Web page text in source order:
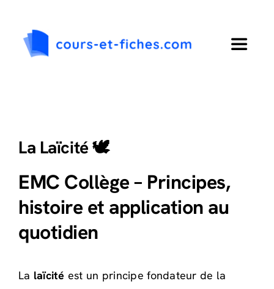
contenu
Toggle
Lycée
La Laïcité 🕊️
EMC Collège – Principes,
histoire et application au
quotidien
La laïcité est un principe fondateur de la